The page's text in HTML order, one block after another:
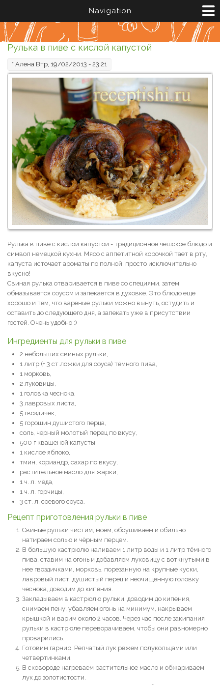
Navigation
Рулька в пиве с кислой капустой
* Алена Втр, 19/02/2013 - 23:21
Рулька в пиве с кислой капустой - традиционное чешское блюдо и
символ немецкой кухни. Мясо с аппетитной корочкой тает в рту,
капуста источает ароматы по полной, просто исключительно
вкусно!
Свиная рулька отваривается в пиве со специями, затем
обмазывается соусом и запекается в духовке. Это блюдо еще
хорошо и тем, что вареные рульки можно вынуть, остудить и
оставить до следующего дня, а запекать уже в присутствии
гостей. Очень удобно :)
Ингредиенты для рульки в пиве
2 небольших свиных рульки,
1 литр (+ 3 ст.ложки для соуса) тёмного пива,
1 морковь,
2 луковицы,
1 головка чеснока,
3 лавровых листа,
5 гвоздичек,
5 горошин душистого перца,
соль, чёрный молотый перец по вкусу,
500 г квашеной капусты,
1 кислое яблоко,
тмин, кориандр, сахар по вкусу,
растительное масло для жарки,
1 ч. л. мёда,
1 ч. л. горчицы,
3 ст. л. соевого соуса.
Рецепт приготовления рульки в пиве
Свиные рульки чистим, моем, обсушиваем и обильно
натираем солью и чёрным перцем.
В большую кастрюлю наливаем 1 литр воды и 1 литр тёмного
пива, ставим на огонь и добавляем луковицу с воткнутыми в
нее гвоздичками, морковь, порезанную на крупные куски,
лавровый лист, душистый перец и неочищенную головку
чеснока, доводим до кипения.
Закладываем в кастрюлю рульки, доводим до кипения,
снимаем пену, убавляем огонь на минимум, накрываем
крышкой и варим около 2 часов. Через час после закипания
рульки в кастрюле переворачиваем, чтобы они равномерно
проварились.
Готовим гарнир. Репчатый лук режем полукольцами или
четвертинками.
В сковороде нагреваем растительное масло и обжариваем
лук до золотистости.